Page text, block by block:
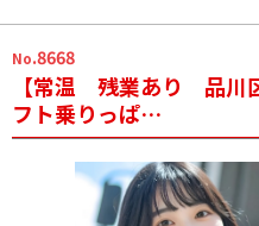
No.8668
【常温 残業あり 品川
フト乗りっぱ…